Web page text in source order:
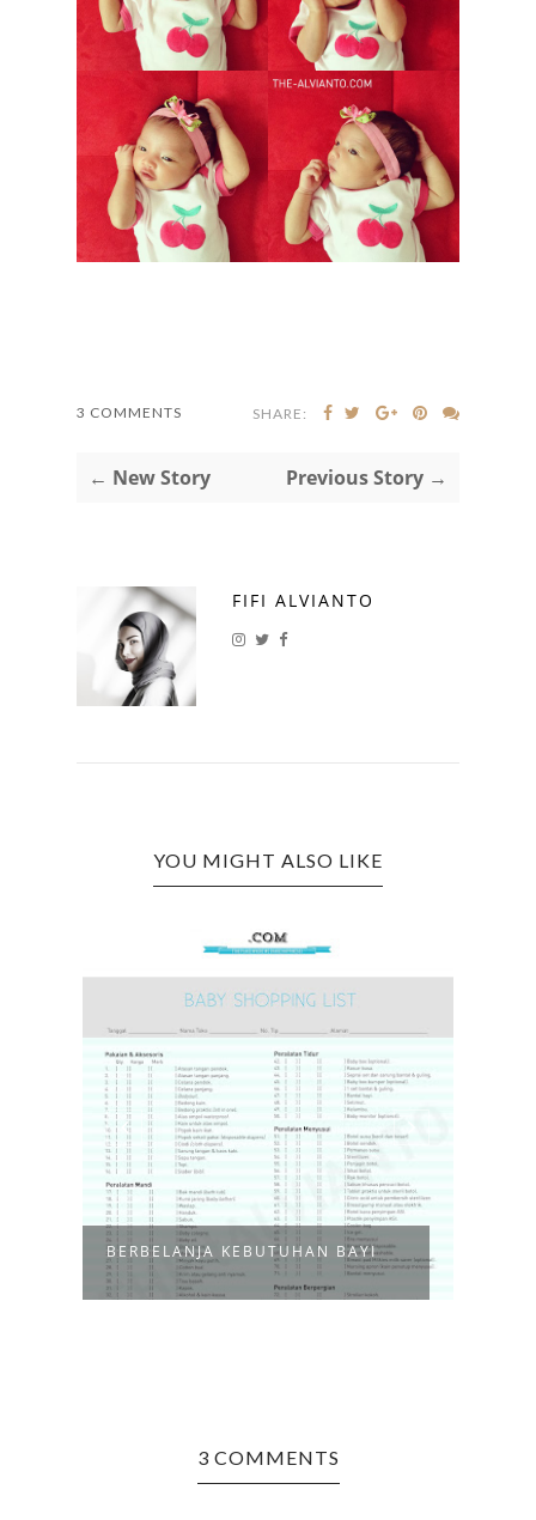
3 COMMENTS SHARE:
← New Story Previous Story →
FIFI ALVIANTO
YOU MIGHT ALSO LIKE
BERBELANJA KEBUTUHAN BAYI
3 COMMENTS